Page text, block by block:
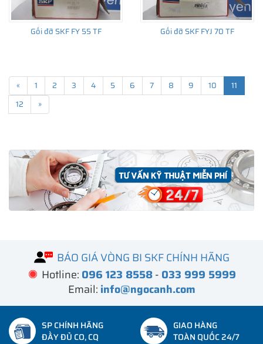
Nỗ lực mang lại giá trị và sự thịnh vượng cho Khách
hàng khi sử dụng các sản phẩm SKF chính hãng.
Hà Đông, Hà Nội
Hotline (zalo 24/7):096 123 8558-033 999 5999
Gối đỡ SKF FY 55 TF Gối đỡ SKF FYJ 70 TF
« 1 2 3 4 5 6 7 8 9 10
11
12
»
BÁO GIÁ VÒNG BI SKF CHÍNH HÃNG
Hotline: 096 123 8558- 033 999 5999
Email: info@ngocanh.com
SP CHÍNH HÃNG
ĐẦY ĐỦ CO, CQ
GIAO HÀNG
TOÀN QUỐC 24/7